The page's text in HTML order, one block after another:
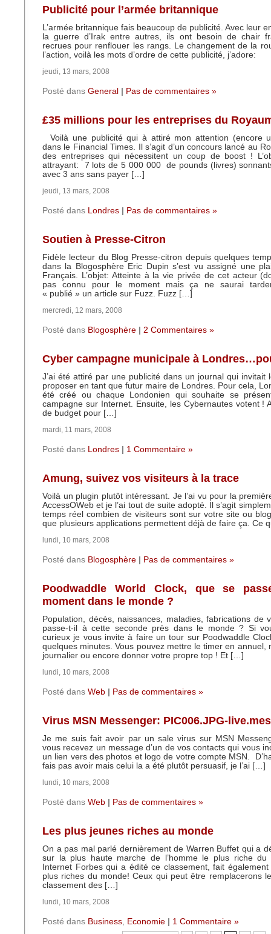
Publicité pour l’armée britannique
L’armée britannique fais beaucoup de publicité. Avec leur
la guerre d’Irak entre autres, ils ont besoin de chair
recrues pour renflouer les rangs. Le changement de la
l’action, voilà les mots d’ordre de cette publicité, j’adore:
jeudi, 13 mars, 2008
Posté dans General Pas de commentaires »
£35 millions pour les entreprises du
Voilà une publicité qui à attiré mon attention (encore
dans le Financial Times. Il s’agit d’un concours lancé au
des entreprises qui nécessitent un coup de boost !
attrayant: 7 lots de 5 000 000 de pounds (livres)
avec 3 ans sans payer […]
jeudi, 13 mars, 2008
Posté dans Londres Pas de commentaires »
Soutien à Presse-Citron
Fidèle lecteur du Blog Presse-citron depuis quelques
dans la Blogosphère Eric Dupin s’est vu assigné une
Français. L’objet: Atteinte à la vie privée de cet acteur
pas connu pour le moment mais ça ne saurai
« publié » un article sur Fuzz. Fuzz […]
mercredi, 12 mars, 2008
Posté dans Blogosphère 2 Commentaires »
Cyber campagne municipale à
J’ai été attiré par une publicité dans un journal qui invitait
proposer en tant que futur maire de Londres. Pour cela,
été créé ou chaque Londonien qui souhaite se
campagne sur Internet. Ensuite, les Cybernautes votent !
de budget pour […]
mardi, 11 mars, 2008
Posté dans Londres 1 Commentaire »
Amung, suivez vos visiteurs à la trace
Voilà un plugin plutôt intéressant. Je l’ai vu pour la
AccessOWeb et je l’ai tout de suite adopté. Il s’agit
temps réel combien de visiteurs sont sur votre site ou
que plusieurs applications permettent déjà de faire ça. Ce
lundi, 10 mars, 2008
Posté dans Blogosphère Pas de commentaires »
Poodwaddle World Clock, que se
moment dans le monde ?
Population, décès, naissances, maladies, fabrications de
passe-t-il à cette seconde près dans le monde ? Si
curieux je vous invite à faire un tour sur Poodwaddle
quelques minutes. Vous pouvez mettre le timer en annuel,
journalier ou encore donner votre propre top ! Et […]
lundi, 10 mars, 2008
Posté dans Web Pas de commentaires »
Virus MSN Messenger: PIC006.JPG-
Je me suis fait avoir par un sale virus sur MSN
vous recevez un message d’un de vos contacts qui vous
un lien vers des photos et logo de votre compte MSN.
fais pas avoir mais celui la a été plutôt persuasif, je l’ai […]
lundi, 10 mars, 2008
Posté dans Web Pas de commentaires »
Les plus jeunes riches au monde
On a pas mal parlé dernièrement de Warren Buffet qui a
sur la plus haute marche de l’homme le plus riche du
Internet Forbes qui a édité ce classement, fait
plus riches du monde! Ceux qui peut être remplacerons
classement des […]
lundi, 10 mars, 2008
Posté dans Business, Economie
1 Commentaire »